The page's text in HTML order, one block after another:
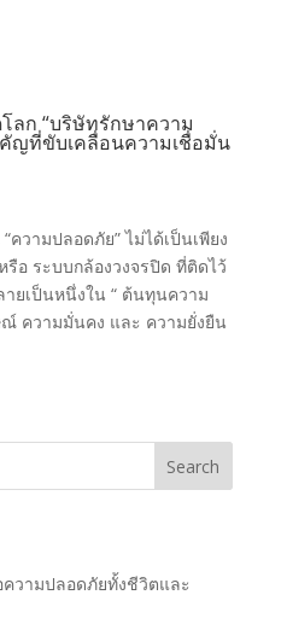
ลก “บริษัทรักษาความ
ญที่ขับเคลื่อนความเชื่อมั่น
วามปลอดภัย” ไม่ได้เป็นเพียง
อ ระบบกล้องวงจรปิด ที่ติดไว้
ยเป็นหนึ่งใน “ ต้นทุนความ
ความมั่นคง และ ความยั่งยืน
Search
วามปลอดภัยทั้งชีวิตและ